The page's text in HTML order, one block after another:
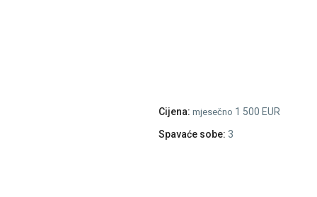
Cijena: mjesečno 1 500 EUR
Spavaće sobe: 3